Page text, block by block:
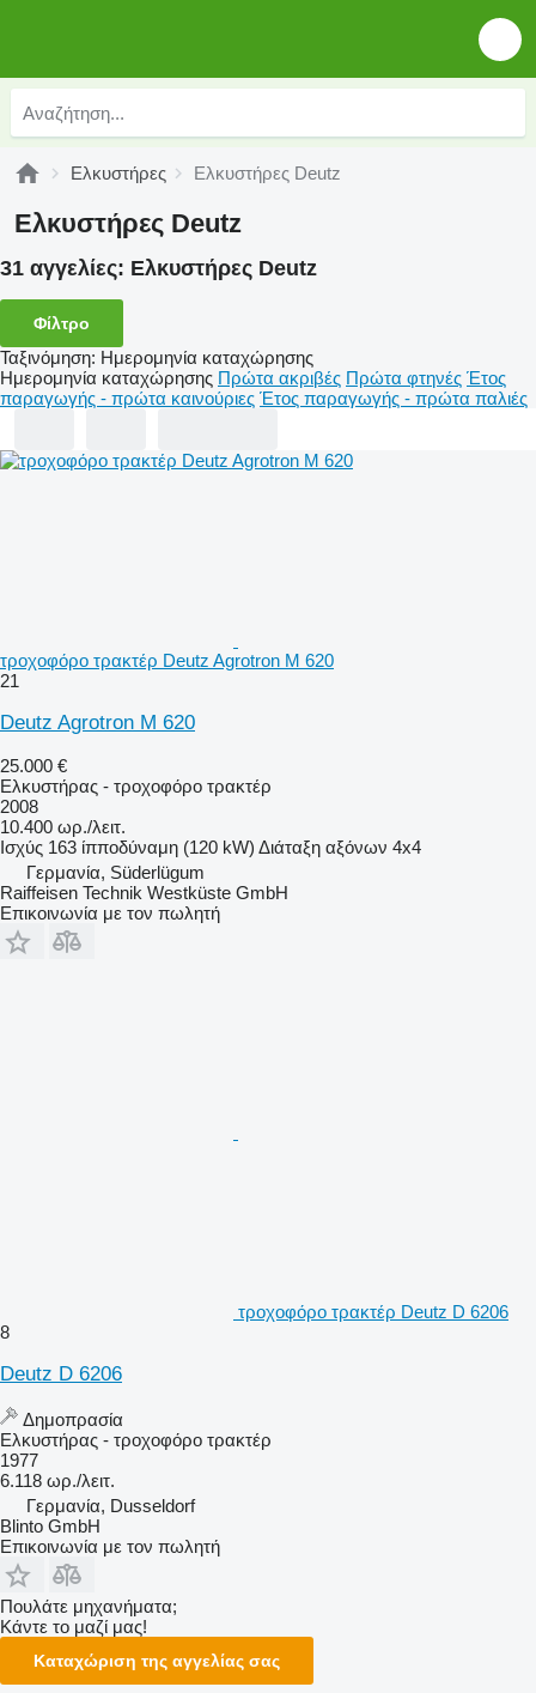
Ελκυστήρες Ελκυστήρες Deutz
Ελκυστήρες Deutz
31 αγγελίες: Ελκυστήρες Deutz
Φίλτρο
Ταξινόμηση: Ημερομηνία καταχώρησης
Ημερομηνία καταχώρησης Πρώτα ακριβές Πρώτα φτηνές Έτος
παραγωγής - πρώτα καινούριες Έτος παραγωγής - πρώτα παλιές
τροχοφόρο τρακτέρ Deutz Agrotron M 620
21
Deutz Agrotron M 620
25.000 €
Ελκυστήρας - τροχοφόρο τρακτέρ
2008
10.400 ωρ./λειτ.
Ισχύς 163 ίπποδύναμη (120 kW) Διάταξη αξόνων 4x4
Γερμανία, Süderlügum
Raiffeisen Technik Westküste GmbH
Επικοινωνία με τον πωλητή
τροχοφόρο τρακτέρ Deutz D 6206
8
Deutz D 6206
Δημοπρασία
Ελκυστήρας - τροχοφόρο τρακτέρ
1977
6.118 ωρ./λειτ.
Γερμανία, Dusseldorf
Blinto GmbH
Επικοινωνία με τον πωλητή
Πουλάτε μηχανήματα;
Κάντε το μαζί μας!
Καταχώριση της αγγελίας σας